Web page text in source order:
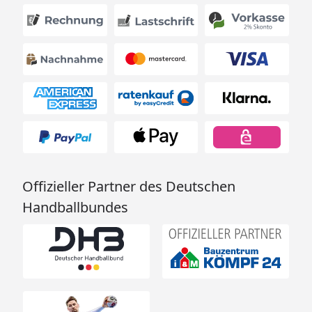
8,4 m² (Juna
9,0 m² (Juna
10,4 m² (Juna
4623)
12,0 m² (Juna
5223)
16,8 m² (Juna
Rauminhalt
16,5 m³ (Juna
4020)
17,2 m³ (Juna
Offizieller Partner des Deutschen
Handballbundes